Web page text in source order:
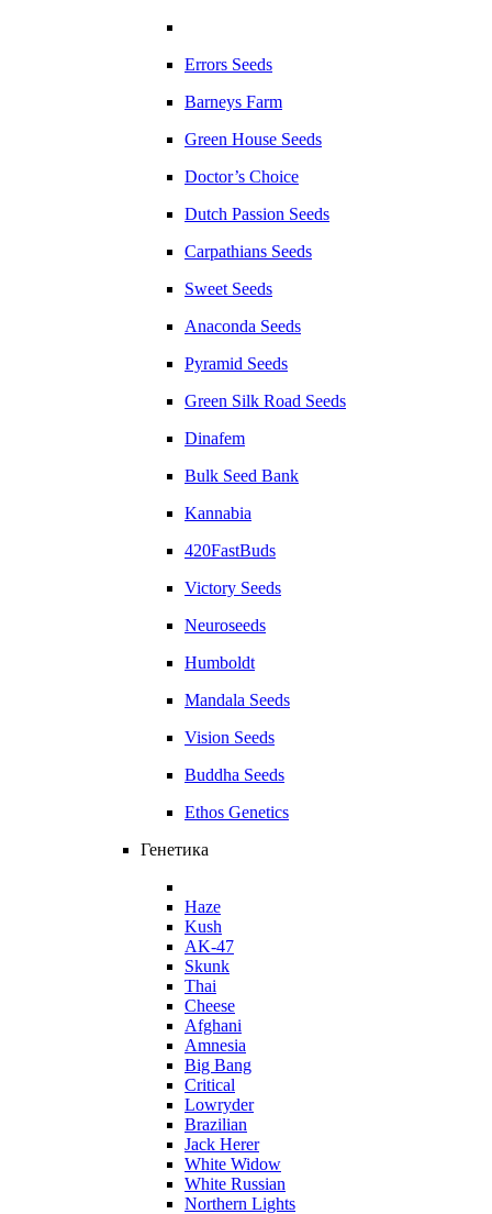
Errors Seeds
Barneys Farm
Green House Seeds
Doctor’s Choice
Dutch Passion Seeds
Carpathians Seeds
Sweet Seeds
Anaconda Seeds
Pyramid Seeds
Green Silk Road Seeds
Dinafem
Bulk Seed Bank
Kannabia
420FastBuds
Victory Seeds
Neuroseeds
Humboldt
Mandala Seeds
Vision Seeds
Buddha Seeds
Ethos Genetics
Генетика
Haze
Kush
AK-47
Skunk
Thai
Cheese
Afghani
Amnesia
Big Bang
Critical
Lowryder
Brazilian
Jack Herer
White Widow
White Russian
Northern Lights